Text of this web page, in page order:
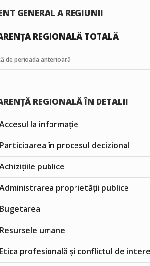
GENERAL A REGIUNII
REGIONALĂ TOTALĂ
de perioada anterioară
REGIONALĂ ÎN DETALII
Accesul la informație
Participarea în procesul decizional
Achizițiile publice
Administrarea proprietății publice
Bugetarea
Resursele umane
Etica profesională și conflictul de